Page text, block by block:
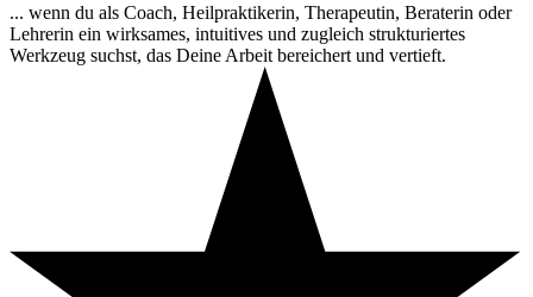
... wenn du als Coach, Heilpraktikerin, Therapeutin, Beraterin oder
Lehrerin ein wirksames, intuitives und zugleich strukturiertes
Werkzeug suchst, das Deine Arbeit bereichert und vertieft.